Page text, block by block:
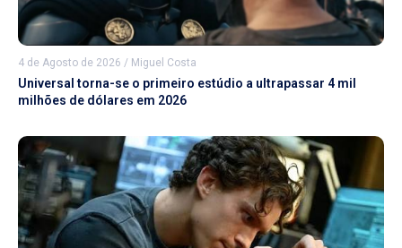
4 de Agosto de 2026 / Miguel Costa
Universal torna-se o primeiro estúdio a ultrapassar 4 mil
milhões de dólares em 2026